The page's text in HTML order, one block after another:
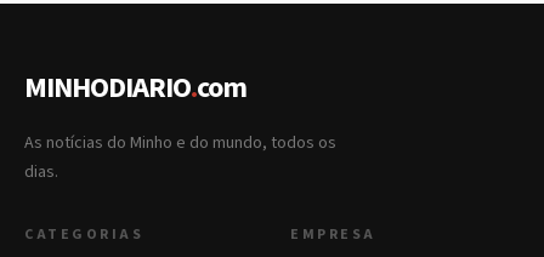
MINHODIARIO.com
As notícias do Minho e do mundo, todos os
dias.
CATEGORIAS EMPRESA